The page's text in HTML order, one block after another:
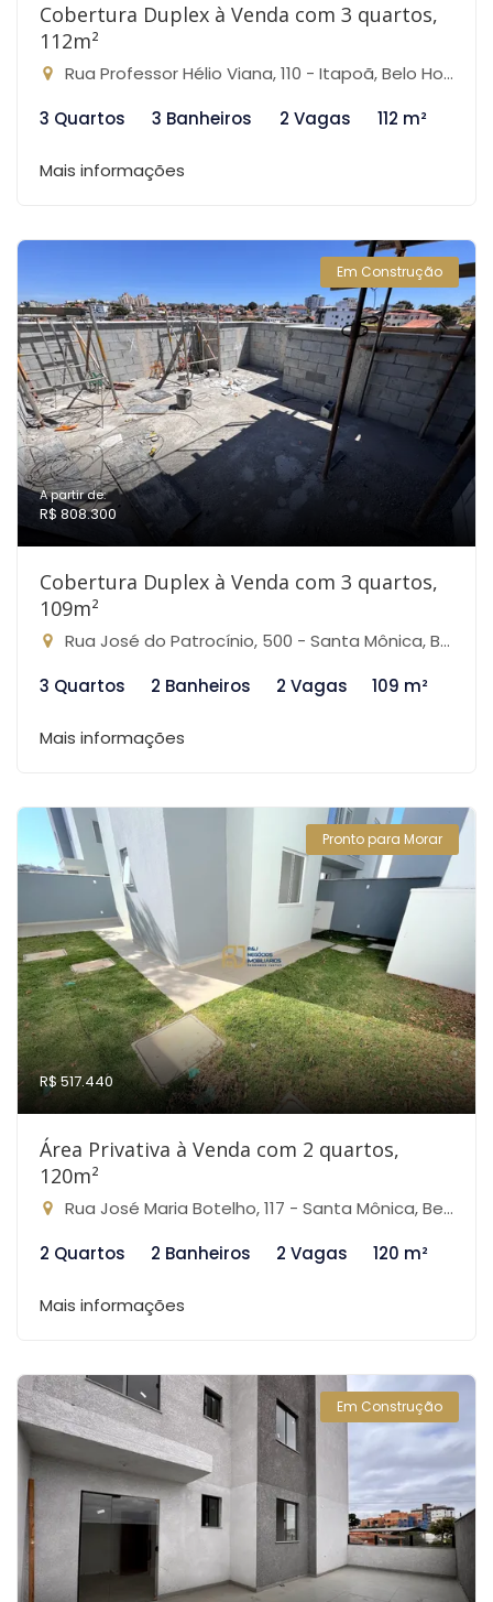
Cobertura Duplex à Venda com 3 quartos,
112m²
Rua Professor Hélio Viana, 110 - Itapoã, Belo Horizonte-MG
3 Quartos
3 Banheiros 2 Vagas 112 m²
Mais informações
Em Construção
A partir de:
R$ 808.300
Cobertura Duplex à Venda com 3 quartos,
109m²
Rua José do Patrocínio, 500 - Santa Mônica, Belo Horizonte-MG
3 Quartos
2 Banheiros 2 Vagas 109 m²
Mais informações
Pronto para Morar
R$ 517.440
Área Privativa à Venda com 2 quartos,
120m²
Rua José Maria Botelho, 117 - Santa Mônica, Belo Horizonte-MG
2 Quartos
2 Banheiros 2 Vagas 120 m²
Mais informações
Em Construção